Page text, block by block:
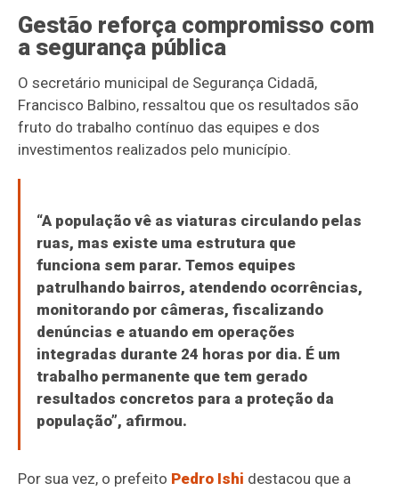
Gestão reforça compromisso com
a segurança pública
O secretário municipal de Segurança Cidadã,
Francisco Balbino, ressaltou que os resultados são
fruto do trabalho contínuo das equipes e dos
investimentos realizados pelo município.
“A população vê as viaturas circulando pelas
ruas, mas existe uma estrutura que
funciona sem parar. Temos equipes
patrulhando bairros, atendendo ocorrências,
monitorando por câmeras, fiscalizando
denúncias e atuando em operações
integradas durante 24 horas por dia. É um
trabalho permanente que tem gerado
resultados concretos para a proteção da
população”, afirmou.
Por sua vez, o prefeito Pedro Ishi destacou que a